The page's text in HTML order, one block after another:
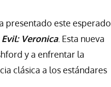
presentado este esperado
Veronica. Esta nueva
y a enfrentar la
clásica a los estándares